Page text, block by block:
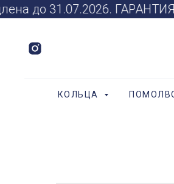
до 31.07.2026.
КОЛЬЦА